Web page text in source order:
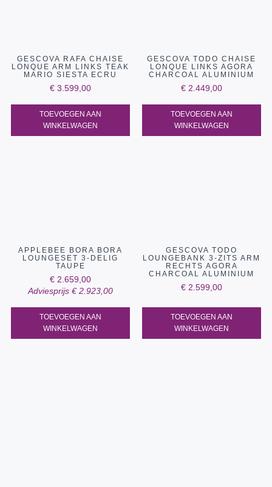
GESCOVA RAFA CHAISE
LONQUE ARM LINKS TEAK
MARIO SIESTA ECRU
€ 3.599,00
TOEVOEGEN AAN
WINKELWAGEN
GESCOVA TODO CHAISE
LONQUE LINKS AGORA
CHARCOAL ALUMINIUM
€ 2.449,00
TOEVOEGEN AAN
WINKELWAGEN
APPLEBEE BORA BORA
LOUNGESET 3-DELIG
TAUPE
€ 2.659,00
Adviesprijs €2.923,00
TOEVOEGEN AAN
WINKELWAGEN
GESCOVA TODO
LOUNGEBANK 3-ZITS ARM
RECHTS AGORA
CHARCOAL ALUMINIUM
€ 2.599,00
TOEVOEGEN AAN
WINKELWAGEN